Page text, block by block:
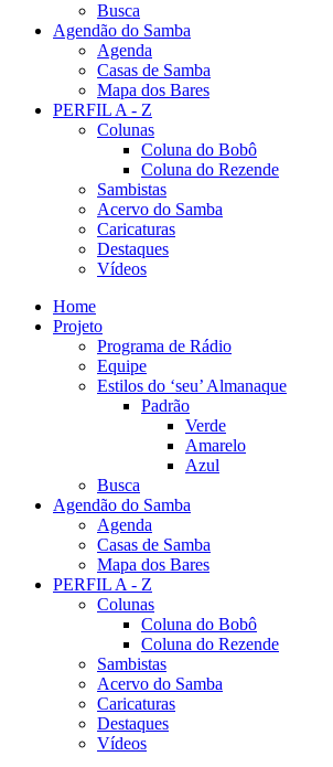
Busca
Agendão do Samba
Agenda
Casas de Samba
Mapa dos Bares
PERFIL A - Z
Colunas
Coluna do Bobô
Coluna do Rezende
Sambistas
Acervo do Samba
Caricaturas
Destaques
Vídeos
Home
Projeto
Programa de Rádio
Equipe
Estilos do ‘seu’ Almanaque
Padrão
Verde
Amarelo
Azul
Busca
Agendão do Samba
Agenda
Casas de Samba
Mapa dos Bares
PERFIL A - Z
Colunas
Coluna do Bobô
Coluna do Rezende
Sambistas
Acervo do Samba
Caricaturas
Destaques
Vídeos